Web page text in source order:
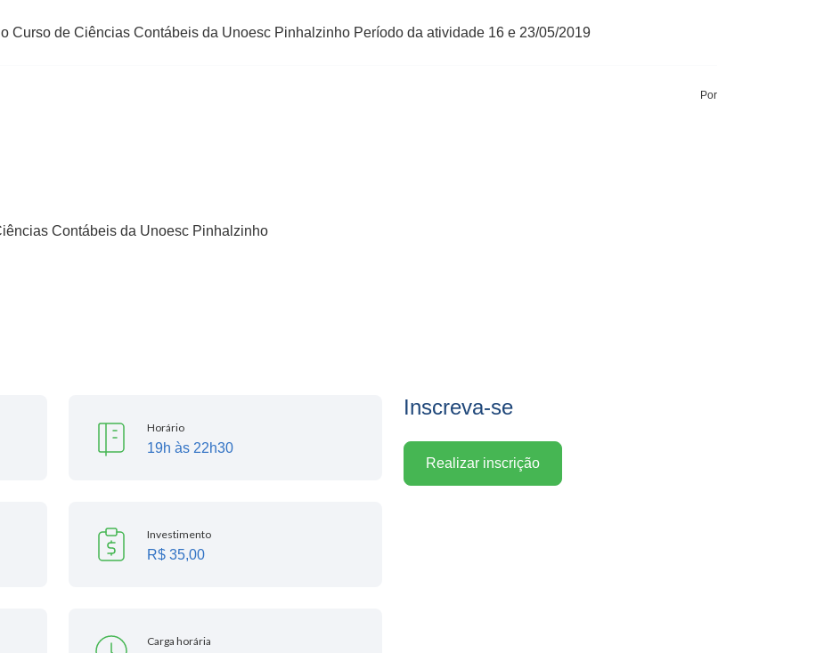
Curso de Ciências Contábeis da Unoesc Pinhalzinho Período da atividade 16 e 23/05/2019
Por
Contábeis da Unoesc Pinhalzinho
Horário
19h às 22h30
Investimento
R$ 35,00
Carga horária
Inscreva-se
Realizar inscrição